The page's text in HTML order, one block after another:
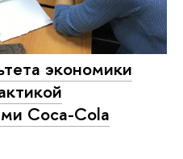
экономики
Coca-Cola